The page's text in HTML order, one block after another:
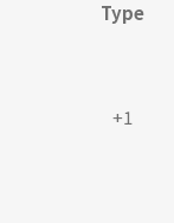
Type
+1